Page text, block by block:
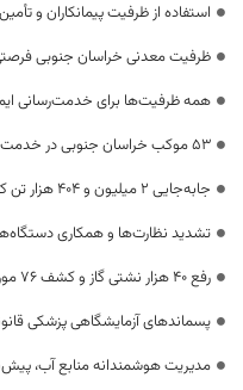
استفاده از ظرفیت پیمانکاران و
ظرفیت معدنی خراسان جنوبی
همه ظرفیت‌ها برای خدمت‌رسانی
53 موکب خراسان جنوبی در خدمت زائران اربعین
جابه‌جایی 2 میلیون و 404 هزار تن کالا از خراسان جنوبی به سراسر کشور
تشدید نظارت‌ها و همکاری
رفع 40 هزار نشتی گاز و کشف 76 مورد سرقت گاز در چهار ماهه نخست سال
پسماندهای آزمایشگاهی پزشکی
مدیریت هوشمندانه منابع آب،